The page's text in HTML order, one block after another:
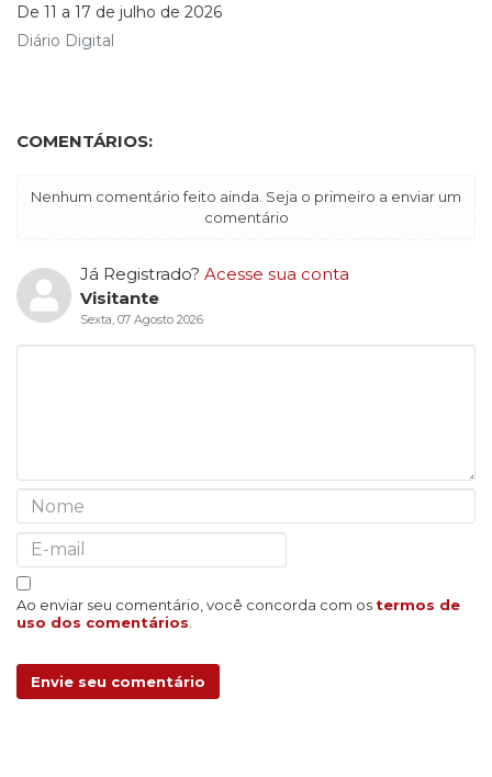
De 11 a 17 de julho de 2026
Diário Digital
COMENTÁRIOS:
Nenhum comentário feito ainda. Seja o primeiro a enviar um
comentário
Já Registrado? Acesse sua conta
Visitante
Sexta, 07 Agosto 2026
Ao enviar seu comentário, você concorda com os termos de
uso dos comentários.
Envie seu comentário